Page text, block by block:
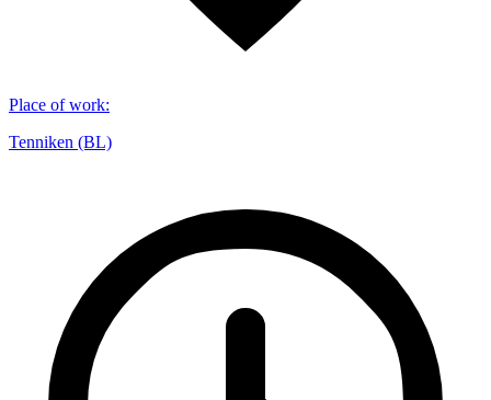
Place of work:
Tenniken (BL)